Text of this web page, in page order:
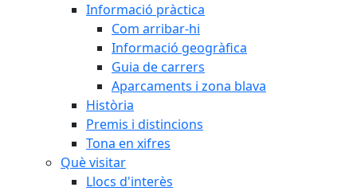
Informació pràctica
Com arribar-hi
Informació geogràfica
Guia de carrers
Aparcaments i zona blava
Història
Premis i distincions
Tona en xifres
Què visitar
Llocs d'interès